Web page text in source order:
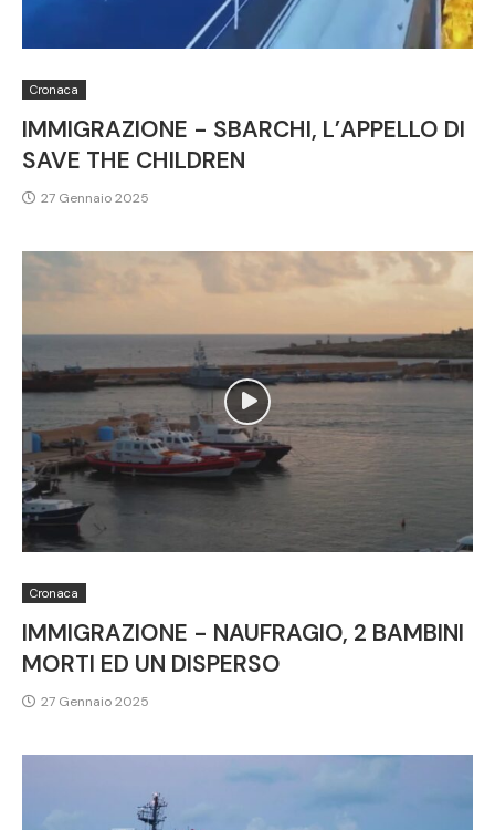
Cronaca
IMMIGRAZIONE - SBARCHI, L’APPELLO DI
SAVE THE CHILDREN
27 Gennaio 2025
Cronaca
IMMIGRAZIONE - NAUFRAGIO, 2 BAMBINI
MORTI ED UN DISPERSO
27 Gennaio 2025